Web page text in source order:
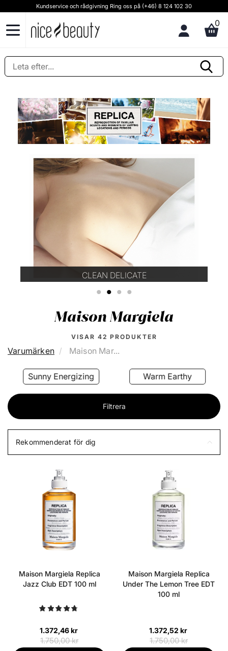
Kundservice och rådgivning Ring oss på (+46) 8 124 102 30
0
CLEAN DELICATE
1 2 3 4
Maison Margiela
VISAR 42 PRODUKTER
Varumärken Maison Mar...
Sunny Energizing Warm Earthy
Filtrera
Rekommenderat för dig
Maison Margiela Replica
Jazz Club EDT 100 ml
1.372,46 kr
1.750,00 kr
Maison Margiela Replica
Under The Lemon Tree EDT
100 ml
1.372,52 kr
1.750,00 kr